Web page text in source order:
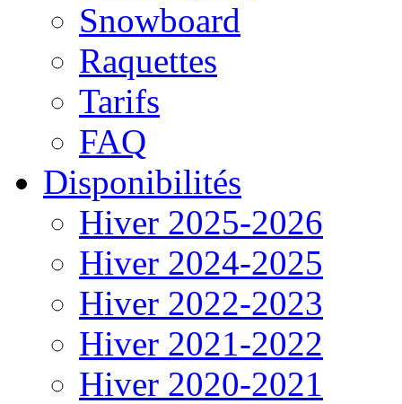
Snowboard
Raquettes
Tarifs
FAQ
Disponibilités
Hiver 2025-2026
Hiver 2024-2025
Hiver 2022-2023
Hiver 2021-2022
Hiver 2020-2021